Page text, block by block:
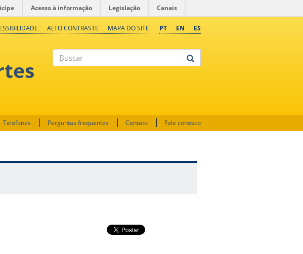
Acesso à informação Legislação Canais
PT EN ES
ALTO CONTRASTE MAPA DO SITE
Telefones Perguntas frequentes Contato Fale conosco